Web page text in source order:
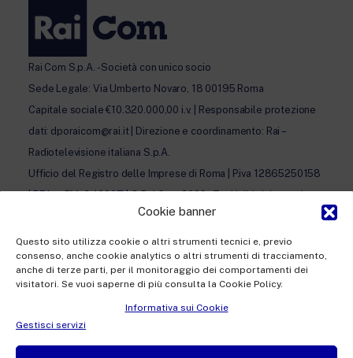
Cookie banner
Questo sito utilizza cookie o altri strumenti tecnici e, previo
consenso, anche cookie analytics o altri strumenti di tracciamento,
anche di terze parti, per il monitoraggio dei comportamenti dei
visitatori. Se vuoi saperne di più consulta la Cookie Policy.
Informativa sui Cookie
Gestisci servizi
Rai Com S.p.A. - Società con unico socio
Sede Legale: Via Umberto Novaro, 18 00195 Roma
Capitale sociale €10.320.000,00 i.v. | Responsabile protezione
dati: dporaicom@rai.it | Direzione e coordinamento: Rai –
Radiotelevisione italiana S.p.A.
Ufficio del Registro delle Imprese di Roma | P.iva 12865250158
| REA n. RM- 949207 | © Rai Com 2026 - Tutti i diritti riservati
Facebook Twitter Instagram Linkedin
Privacy Policy